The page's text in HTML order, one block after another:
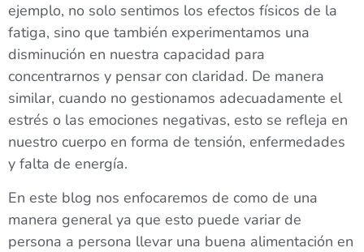
ejemplo, no solo sentimos los efectos físicos de la
fatiga, sino que también experimentamos una
disminución en nuestra capacidad para
concentrarnos y pensar con claridad. De manera
similar, cuando no gestionamos adecuadamente el
estrés o las emociones negativas, esto se refleja en
nuestro cuerpo en forma de tensión, enfermedades
y falta de energía.
En este blog nos enfocaremos de como de una
manera general ya que esto puede variar de
persona a persona llevar una buena alimentación en